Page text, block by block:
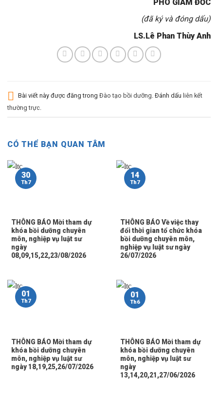
PHÓ GIÁM ĐỐC
(đã ký và đóng dấu)
LS.Lê Phan Thùy Anh
Bài viết này được đăng trong Đào tạo bồi dưỡng . Đánh dấu liên kết
thường trực
CÓ THỂ BẠN QUAN TÂM
THÔNG BÁO Mời tham dự
khóa bồi dưỡng chuyên
môn, nghiệp vụ luật sư
ngày
08,09,15,22,23/08/2026
30
Th7
THÔNG BÁO Về việc thay
đổi thời gian tổ chức khóa
bồi dưỡng chuyên môn,
nghiệp vụ luật sư ngày
26/07/2026
14
Th7
THÔNG BÁO Mời tham dự
khóa bồi dưỡng chuyên
môn, nghiệp vụ luật sư
ngày 18,19,25,26/07/2026
01
Th7
THÔNG BÁO Mời tham dự
khóa bồi dưỡng chuyên
môn, nghiệp vụ luật sư
ngày
13,14,20,21,27/06/2026
01
Th6